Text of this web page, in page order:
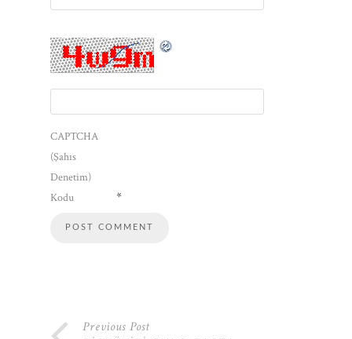
CAPTCHA
(Şahıs
Denetim)
Kodu
*
Previous Post